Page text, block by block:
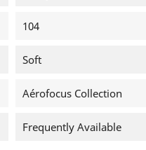
104
Soft
Aérofocus Collection
Frequently Available